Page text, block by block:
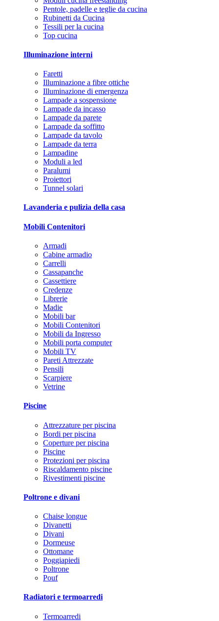
Pentole, padelle e teglie da cucina
Rubinetti da Cucina
Tessili per la cucina
Top cucina
Illuminazione interni
Faretti
Illuminazione a fibre ottiche
Illuminazione di emergenza
Lampade a sospensione
Lampade da incasso
Lampade da parete
Lampade da soffitto
Lampade da tavolo
Lampade da terra
Lampadine
Moduli a led
Paralumi
Proiettori
Tunnel solari
Lavanderia e pulizia della casa
Mobili Contenitori
Armadi
Cabine armadio
Carrelli
Cassapanche
Cassettiere
Credenze
Librerie
Madie
Mobili bar
Mobili Contenitori
Mobili da Ingresso
Mobili porta computer
Mobili TV
Pareti Attrezzate
Pensili
Scarpiere
Vetrine
Piscine
Attrezzature per piscina
Bordi per piscina
Coperture per piscina
Piscine
Protezioni per piscina
Riscaldamento piscine
Rivestimenti piscine
Poltrone e divani
Chaise longue
Divanetti
Divani
Dormeuse
Ottomane
Poggiapiedi
Poltrone
Pouf
Radiatori e termoarredi
Termoarredi